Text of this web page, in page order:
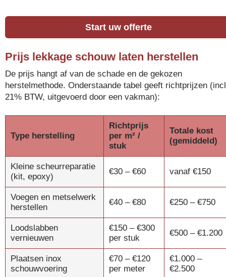
Start uw offerte
Prijs lekkage schouw laten herstellen
De prijs hangt af van de schade en de gekozen
herstelmethode. Onderstaande tabel geeft richtprijzen
21% BTW, uitgevoerd door een vakman):
Type herstelling
Richtprijs
per m² /
stuk
Totale kost
(gemiddeld)
Kleine scheurreparatie
(kit, epoxy)
€30 – €60 vanaf €150
Voegen en metselwerk
herstellen
€40 – €80 €250 – €750
Loodslabben
vernieuwen
€150 – €300
per stuk
€500 – €1.200
Plaatsen inox
schouwvoering
€70 – €120
per meter
€1.000 –
€2.500